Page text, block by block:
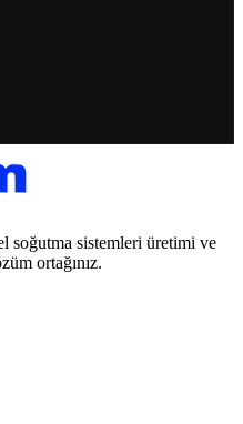
soğutma sistemleri üretimi ve
ortağınız.